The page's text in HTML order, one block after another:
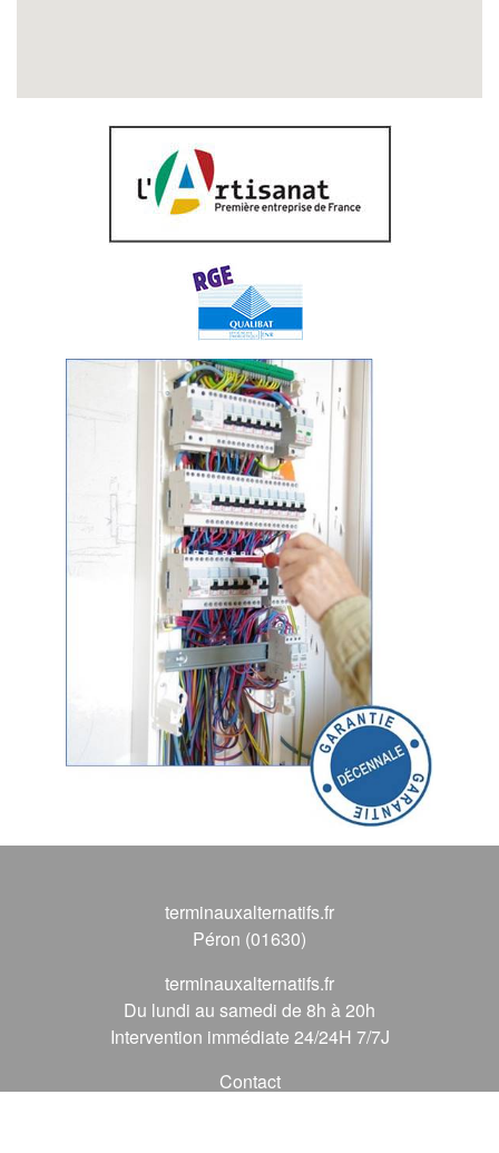
terminauxalternatifs.fr
Péron (01630)
terminauxalternatifs.fr
Du lundi au samedi de 8h à 20h
Intervention immédiate 24/24H 7/7J
Contact